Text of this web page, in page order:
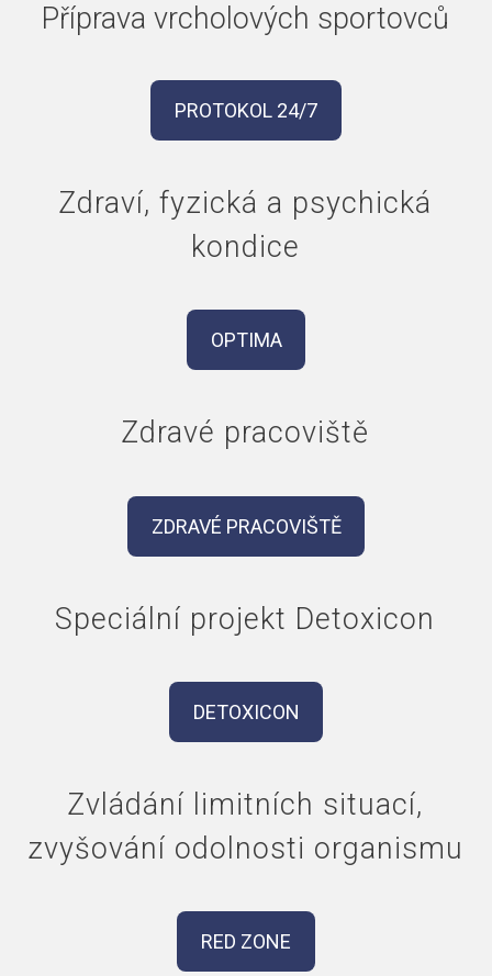
Příprava vrcholových sportovců
PROTOKOL 24/7
Zdraví, fyzická a psychická
kondice
OPTIMA
Zdravé pracoviště
ZDRAVÉ PRACOVIŠTĚ
Speciální projekt Detoxicon
DETOXICON
Zvládání limitních situací,
zvyšování odolnosti organismu
RED ZONE